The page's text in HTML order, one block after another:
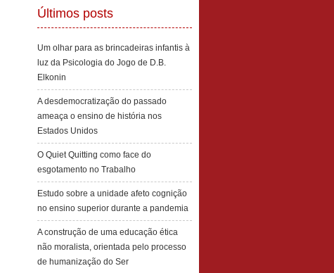
Últimos posts
Um olhar para as brincadeiras infantis à
luz da Psicologia do Jogo de D.B.
Elkonin
A desdemocratização do passado
ameaça o ensino de história nos
Estados Unidos
O Quiet Quitting como face do
esgotamento no Trabalho
Estudo sobre a unidade afeto cognição
no ensino superior durante a pandemia
A construção de uma educação ética
não moralista, orientada pelo processo
de humanização do Ser